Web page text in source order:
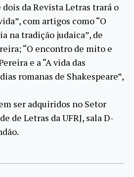
da Revista Letras trará o
com artigos como “O
na tradição judaica”, de
“O encontro de mito e
e a “A vida das
romanas de Shakespeare”,
ser adquiridos no Setor
de Letras da UFRJ, sala D-